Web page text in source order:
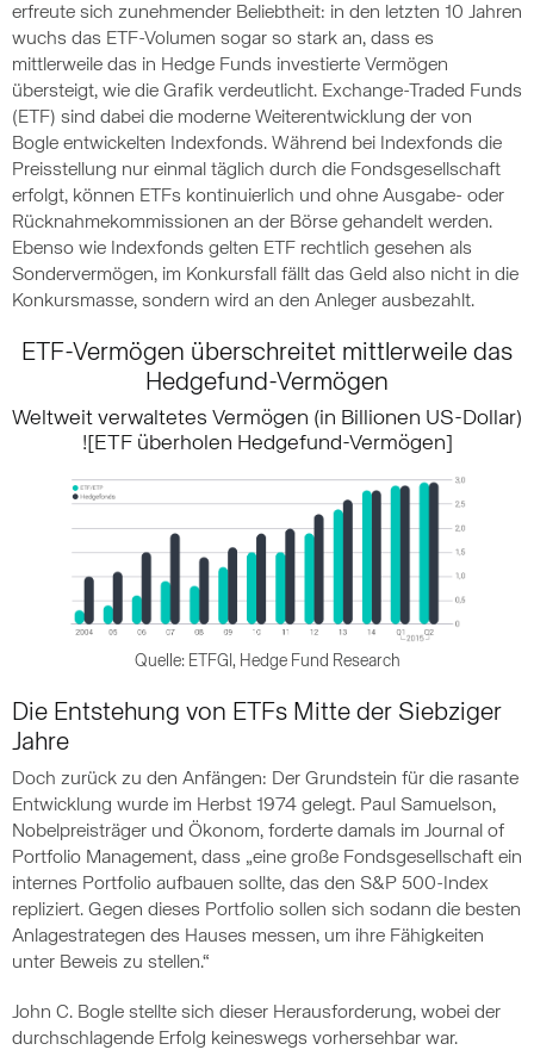
erfreute sich zunehmender Beliebtheit: in den letzten 10 Jahren
wuchs das ETF-Volumen sogar so stark an, dass es
mittlerweile das in Hedge Funds investierte Vermögen
übersteigt, wie die Grafik verdeutlicht. Exchange-Traded Funds
(ETF) sind dabei die moderne Weiterentwicklung der von
Bogle entwickelten Indexfonds. Während bei Indexfonds die
Preisstellung nur einmal täglich durch die Fondsgesellschaft
erfolgt, können ETFs kontinuierlich und ohne Ausgabe- oder
Rücknahmekommissionen an der Börse gehandelt werden.
Ebenso wie Indexfonds gelten ETF rechtlich gesehen als
Sondervermögen, im Konkursfall fällt das Geld also nicht in die
Konkursmasse, sondern wird an den Anleger ausbezahlt.
ETF-Vermögen überschreitet mittlerweile das
Hedgefund-Vermögen
Weltweit verwaltetes Vermögen (in Billionen US-Dollar)
![ETF überholen Hedgefund-Vermögen]
Quelle: ETFGI, Hedge Fund Research
Die Entstehung von ETFs Mitte der Siebziger
Jahre
Doch zurück zu den Anfängen: Der Grundstein für die rasante
Entwicklung wurde im Herbst 1974 gelegt. Paul Samuelson,
Nobelpreisträger und Ökonom, forderte damals im Journal of
Portfolio Management, dass „eine große Fondsgesellschaft ein
internes Portfolio aufbauen sollte, das den S&P 500-Index
repliziert. Gegen dieses Portfolio sollen sich sodann die besten
Anlagestrategen des Hauses messen, um ihre Fähigkeiten
unter Beweis zu stellen.“
John C. Bogle stellte sich dieser Herausforderung, wobei der
durchschlagende Erfolg keineswegs vorhersehbar war.